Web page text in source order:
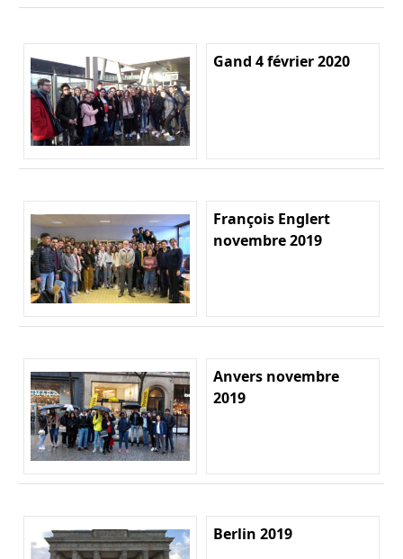
Gand 4 février 2020
François Englert
novembre 2019
Anvers novembre
2019
Berlin 2019